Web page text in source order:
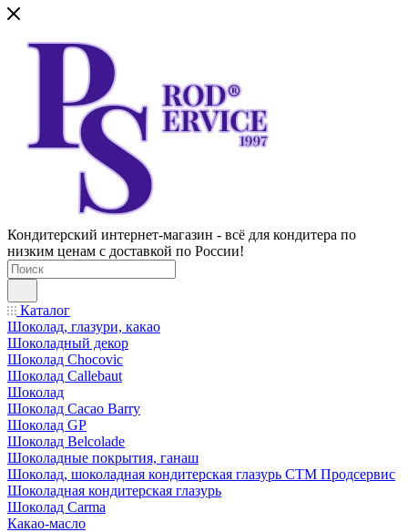
Кондитерский интернет-магазин - всё для кондитера по
низким ценам с доставкой по России!
Каталог
Шоколад, глазури, какао
Шоколадный декор
Шоколад Chocovic
Шоколад Callebaut
Шоколад
Шоколад Cacao Barry
Шоколад GP
Шоколад Belcolade
Шоколадные покрытия, ганаш
Шоколад, шоколадная кондитерская глазурь СТМ Продсервис
Шоколадная кондитерская глазурь
Шоколад Carma
Какао-масло